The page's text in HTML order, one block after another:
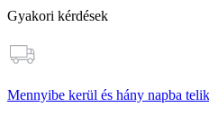
Gyakori kérdések
Mennyibe kerül és hány napba